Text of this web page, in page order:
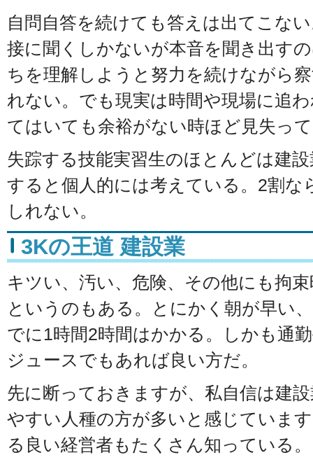
自問自答を続けても答えは出てこな
接に聞くしかないが本音を聞き出す
ちを理解しようと努力を続けながら
れない。でも現実は時間や現場に追
てはいても余裕がない時ほど見失っ
失踪する技能実習生のほとんどは建
すると個人的には考えている。2割な
しれない。
3Kの王道 建設業
キツい、汚い、危険、その他にも拘
というのもある。とにかく朝が早い
でに1時間2時間はかかる。しかも通
ジュースでもあれば良い方だ。
先に断っておきますが、私自信は建
やすい人種の方が多いと感じていま
る良い経営者もたくさん知っている